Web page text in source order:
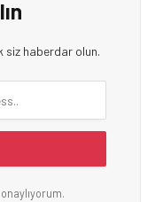
siz haberdar olun.